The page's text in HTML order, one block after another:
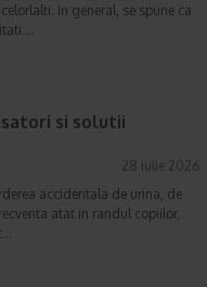
In general, se spune ca
si solutii
28 iulie 2026
accidentala de urina, de
atat in randul copiilor,